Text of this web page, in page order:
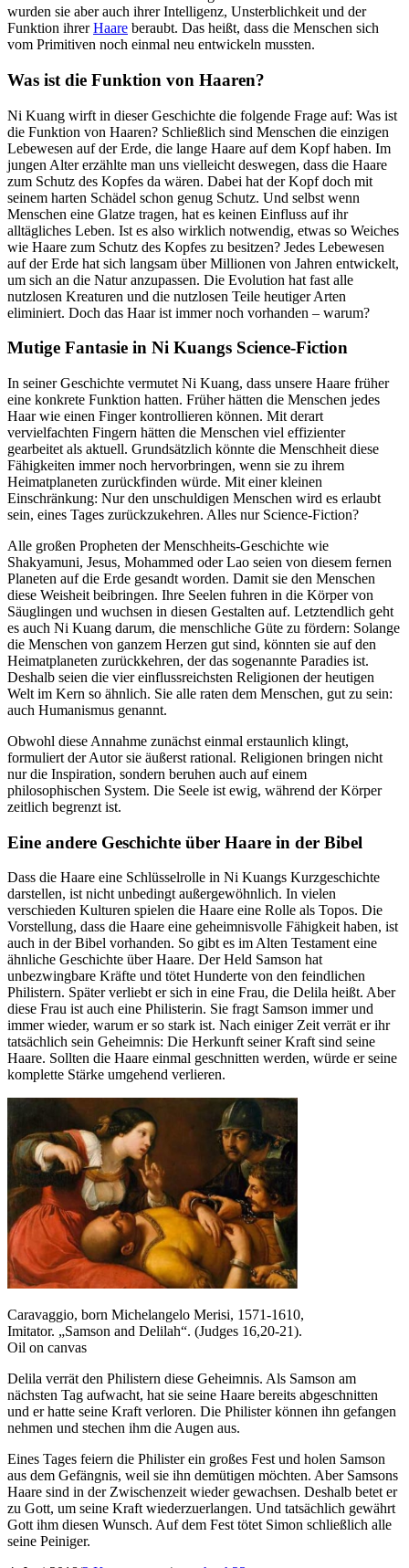
wurden sie aber auch ihrer Intelligenz, Unsterblichkeit und der
Funktion ihrerHaare beraubt. Das heißt, dass die Menschen sich
vom Primitiven noch einmal neu entwickeln mussten.
Was ist die Funktion von Haaren?
Ni Kuang wirft in dieser Geschichte die folgende Frage auf: Was ist
die Funktion von Haaren? Schließlich sind Menschen die einzigen
Lebewesen auf der Erde, die lange Haare auf dem Kopf haben. Im
jungen Alter erzählte man uns vielleicht deswegen, dass die Haare
zum Schutz des Kopfes da wären. Dabei hat der Kopf doch mit
seinem harten Schädel schon genug Schutz. Und selbst wenn
Menschen eine Glatze tragen, hat es keinen Einfluss auf ihr
alltägliches Leben. Ist es also wirklich notwendig, etwas so Weiches
wie Haare zum Schutz des Kopfes zu besitzen? Jedes Lebewesen
auf der Erde hat sich langsam über Millionen von Jahren entwickelt,
um sich an die Natur anzupassen. Die Evolution hat fast alle
nutzlosen Kreaturen und die nutzlosen Teile heutiger Arten
eliminiert. Doch das Haar ist immer noch vorhanden – warum?
Mutige Fantasie in Ni Kuangs Science-Fiction
In seiner Geschichte vermutet Ni Kuang, dass unsere Haare früher
eine konkrete Funktion hatten. Früher hätten die Menschen jedes
Haar wie einen Finger kontrollieren können. Mit derart
vervielfachten Fingern hätten die Menschen viel effizienter
gearbeitet als aktuell. Grundsätzlich könnte die Menschheit diese
Fähigkeiten immer noch hervorbringen, wenn sie zu ihrem
Heimatplaneten zurückfinden würde. Mit einer kleinen
Einschränkung: Nur den unschuldigen Menschen wird es erlaubt
sein, eines Tages zurückzukehren. Alles nur Science-Fiction?
Alle großen Propheten der Menschheits-Geschichte wie
Shakyamuni, Jesus, Mohammed oder Lao seien von diesem fernen
Planeten auf die Erde gesandt worden. Damit sie den Menschen
diese Weisheit beibringen. Ihre Seelen fuhren in die Körper von
Säuglingen und wuchsen in diesen Gestalten auf. Letztendlich geht
es auch Ni Kuang darum, die menschliche Güte zu fördern: Solange
die Menschen von ganzem Herzen gut sind, könnten sie auf den
Heimatplaneten zurückkehren, der das sogenannte Paradies ist.
Deshalb seien die vier einflussreichsten Religionen der heutigen
Welt im Kern so ähnlich. Sie alle raten dem Menschen, gut zu sein:
auch Humanismus genannt.
Obwohl diese Annahme zunächst einmal erstaunlich klingt,
formuliert der Autor sie äußerst rational. Religionen bringen nicht
nur die Inspiration, sondern beruhen auch auf einem
philosophischen System. Die Seele ist ewig, während der Körper
zeitlich begrenzt ist.
Eine andere Geschichte über Haare in der Bibel
Dass die Haare eine Schlüsselrolle in Ni Kuangs Kurzgeschichte
darstellen, ist nicht unbedingt außergewöhnlich. In vielen
verschieden Kulturen spielen die Haare eine Rolle als Topos. Die
Vorstellung, dass die Haare eine geheimnisvolle Fähigkeit haben, ist
auch in der Bibel vorhanden. So gibt es im Alten Testament eine
ähnliche Geschichte über Haare. Der Held Samson hat
unbezwingbare Kräfte und tötet Hunderte von den feindlichen
Philistern. Später verliebt er sich in eine Frau, die Delila heißt. Aber
diese Frau ist auch eine Philisterin. Sie fragt Samson immer und
immer wieder, warum er so stark ist. Nach einiger Zeit verrät er ihr
tatsächlich sein Geheimnis: Die Herkunft seiner Kraft sind seine
Haare. Sollten die Haare einmal geschnitten werden, würde er seine
komplette Stärke umgehend verlieren.
Caravaggio, born Michelangelo Merisi, 1571-1610,
Imitator. „Samson and Delilah“. (Judges 16,20-21).
Oil on canvas
Delila verrät den Philistern diese Geheimnis. Als Samson am
nächsten Tag aufwacht, hat sie seine Haare bereits abgeschnitten
und er hatte seine Kraft verloren. Die Philister können ihn gefangen
nehmen und stechen ihm die Augen aus.
Eines Tages feiern die Philister ein großes Fest und holen Samson
aus dem Gefängnis, weil sie ihn demütigen möchten. Aber Samsons
Haare sind in der Zwischenzeit wieder gewachsen. Deshalb betet er
zu Gott, um seine Kraft wiederzuerlangen. Und tatsächlich gewährt
Gott ihm diesen Wunsch. Auf dem Fest tötet Simon schließlich alle
seine Peiniger.